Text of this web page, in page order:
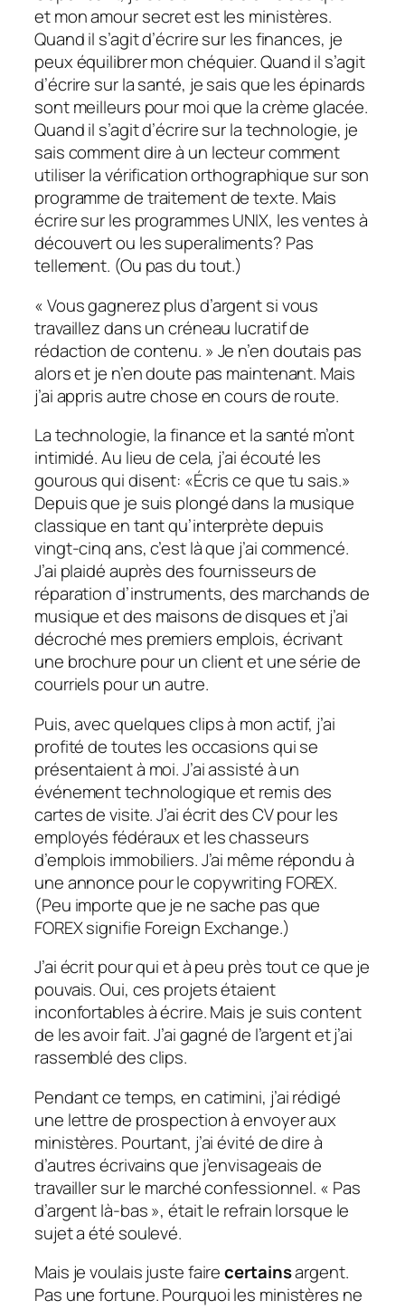
et mon amour secret est les ministères.
Quand il s’agit d’écrire sur les finances, je
peux équilibrer mon chéquier. Quand il s’agit
d’écrire sur la santé, je sais que les épinards
sont meilleurs pour moi que la crème glacée.
Quand il s’agit d’écrire sur la technologie, je
sais comment dire à un lecteur comment
utiliser la vérification orthographique sur son
programme de traitement de texte. Mais
écrire sur les programmes UNIX, les ventes à
découvert ou les superaliments? Pas
tellement. (Ou pas du tout.)
« Vous gagnerez plus d’argent si vous
travaillez dans un créneau lucratif de
rédaction de contenu. » Je n’en doutais pas
alors et je n’en doute pas maintenant. Mais
j’ai appris autre chose en cours de route.
La technologie, la finance et la santé m’ont
intimidé. Au lieu de cela, j’ai écouté les
gourous qui disent: «Écris ce que tu sais.»
Depuis que je suis plongé dans la musique
classique en tant qu’interprète depuis
vingt-cinq ans, c’est là que j’ai commencé.
J’ai plaidé auprès des fournisseurs de
réparation d’instruments, des marchands de
musique et des maisons de disques et j’ai
décroché mes premiers emplois, écrivant
une brochure pour un client et une série de
courriels pour un autre.
Puis, avec quelques clips à mon actif, j’ai
profité de toutes les occasions qui se
présentaient à moi. J’ai assisté à un
événement technologique et remis des
cartes de visite. J’ai écrit des CV pour les
employés fédéraux et les chasseurs
d’emplois immobiliers. J’ai même répondu à
une annonce pour le copywriting FOREX.
(Peu importe que je ne sache pas que
FOREX signifie Foreign Exchange.)
J’ai écrit pour qui et à peu près tout ce que je
pouvais. Oui, ces projets étaient
inconfortables à écrire. Mais je suis content
de les avoir fait. J’ai gagné de l’argent et j’ai
rassemblé des clips.
Pendant ce temps, en catimini, j’ai rédigé
une lettre de prospection à envoyer aux
ministères. Pourtant, j’ai évité de dire à
d’autres écrivains que j’envisageais de
travailler sur le marché confessionnel. « Pas
d’argent là-bas », était le refrain lorsque le
sujet a été soulevé.
Mais je voulais juste fairecertainsargent.
Pas une fortune. Pourquoi les ministères ne